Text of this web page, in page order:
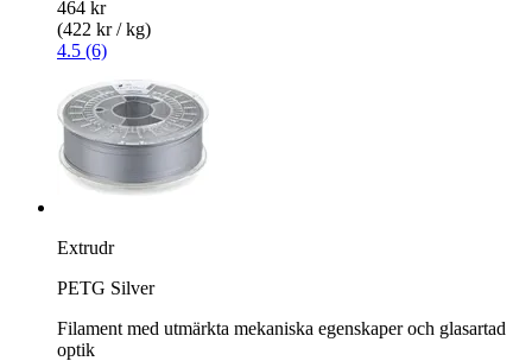
464 kr
(422 kr / kg)
4.5 (6)
Extrudr
PETG Silver
Filament med utmärkta mekaniska egenskaper och glasartad
optik